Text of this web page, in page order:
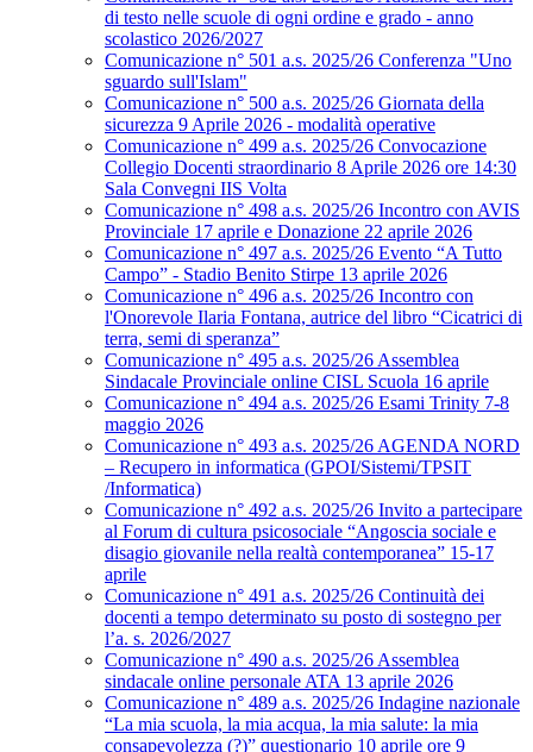
di testo nelle scuole di ogni ordine e grado - anno
scolastico 2026/2027
Comunicazione n° 501 a.s. 2025/26 Conferenza "Uno
sguardo sull'Islam"
Comunicazione n° 500 a.s. 2025/26 Giornata della
sicurezza 9 Aprile 2026 - modalità operative
Comunicazione n° 499 a.s. 2025/26 Convocazione
Collegio Docenti straordinario 8 Aprile 2026 ore 14:30
Sala Convegni IIS Volta
Comunicazione n° 498 a.s. 2025/26 Incontro con AVIS
Provinciale 17 aprile e Donazione 22 aprile 2026
Comunicazione n° 497 a.s. 2025/26 Evento “A Tutto
Campo” - Stadio Benito Stirpe 13 aprile 2026
Comunicazione n° 496 a.s. 2025/26 Incontro con
l'Onorevole Ilaria Fontana, autrice del libro “Cicatrici di
terra, semi di speranza”
Comunicazione n° 495 a.s. 2025/26 Assemblea
Sindacale Provinciale online CISL Scuola 16 aprile
Comunicazione n° 494 a.s. 2025/26 Esami Trinity 7-8
maggio 2026
Comunicazione n° 493 a.s. 2025/26 AGENDA NORD
– Recupero in informatica (GPOI/Sistemi/TPSIT
/Informatica)
Comunicazione n° 492 a.s. 2025/26 Invito a partecipare
al Forum di cultura psicosociale “Angoscia sociale e
disagio giovanile nella realtà contemporanea” 15-17
aprile
Comunicazione n° 491 a.s. 2025/26 Continuità dei
docenti a tempo determinato su posto di sostegno per
l’a. s. 2026/2027
Comunicazione n° 490 a.s. 2025/26 Assemblea
sindacale online personale ATA 13 aprile 2026
Comunicazione n° 489 a.s. 2025/26 Indagine nazionale
“La mia scuola, la mia acqua, la mia salute: la mia
consapevolezza (?)” questionario 10 aprile ore 9